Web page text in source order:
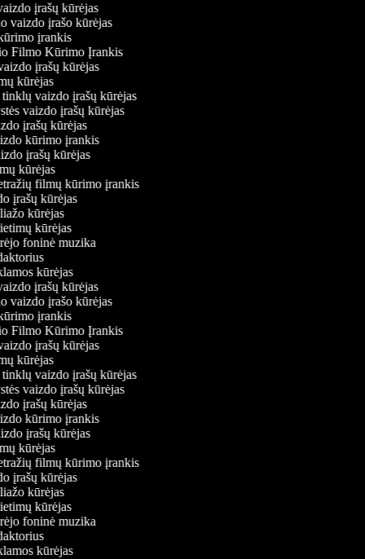
įrašų kūrėjas
vaizdo įrašo kūrėjas
įrankis
Filmo Kūrimo Įrankis
įrašų kūrėjas
kūrėjas
tinklų vaizdo įrašų kūrėjas
vaizdo įrašų kūrėjas
įrašų kūrėjas
kūrimo įrankis
įrašų kūrėjas
kūrėjas
filmų kūrimo įrankis
įrašų kūrėjas
kūrėjas
kūrėjas
foninė muzika
kūrėjas
įrašų kūrėjas
vaizdo įrašo kūrėjas
įrankis
Filmo Kūrimo Įrankis
įrašų kūrėjas
kūrėjas
tinklų vaizdo įrašų kūrėjas
vaizdo įrašų kūrėjas
įrašų kūrėjas
kūrimo įrankis
įrašų kūrėjas
kūrėjas
filmų kūrimo įrankis
įrašų kūrėjas
kūrėjas
kūrėjas
foninė muzika
kūrėjas